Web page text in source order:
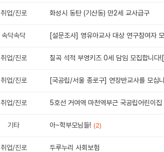
취업/진로 화성시 동탄 (기산동) 만2세 교사급구
속닥속닥 [설문조사] 영유아교사 대상 연구참여자
취업/진로 칠곡 석적 부영키즈 0세 담임 모집합니다
취업/진로 [국공립/서울 종로구] 연장반교사를 모십
취업/진로 5호선 거여역 마천역부근 국공립어린이
기타 아~학부모님들! (2)
취업/진로 두루누리 사회보험